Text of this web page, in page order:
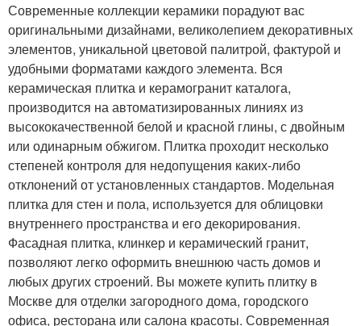
Современные коллекции керамики порадуют вас
оригинальными дизайнами, великолепием декоративных
элементов, уникальной цветовой палитрой, фактурой и
удобными форматами каждого элемента. Вся
керамическая плитка и керамогранит каталога,
производится на автоматизированных линиях из
высококачественной белой и красной глины, с двойным
или одинарным обжигом. Плитка проходит несколько
степеней контроля для недопущения каких-либо
отклонений от установленных стандартов. Модельная
плитка для стен и пола, используется для облицовки
внутреннего пространства и его декорирования.
Фасадная плитка, клинкер и керамический гранит,
позволяют легко оформить внешнюю часть домов и
любых других строений. Вы можете купить плитку в
Москве для отделки загородного дома, городского
офиса, ресторана или салона красоты. Современная